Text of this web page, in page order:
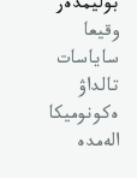
بوليمدەر
وقيعا
ساياسات
تالداۋ
ەكونوميكا
الەمدە